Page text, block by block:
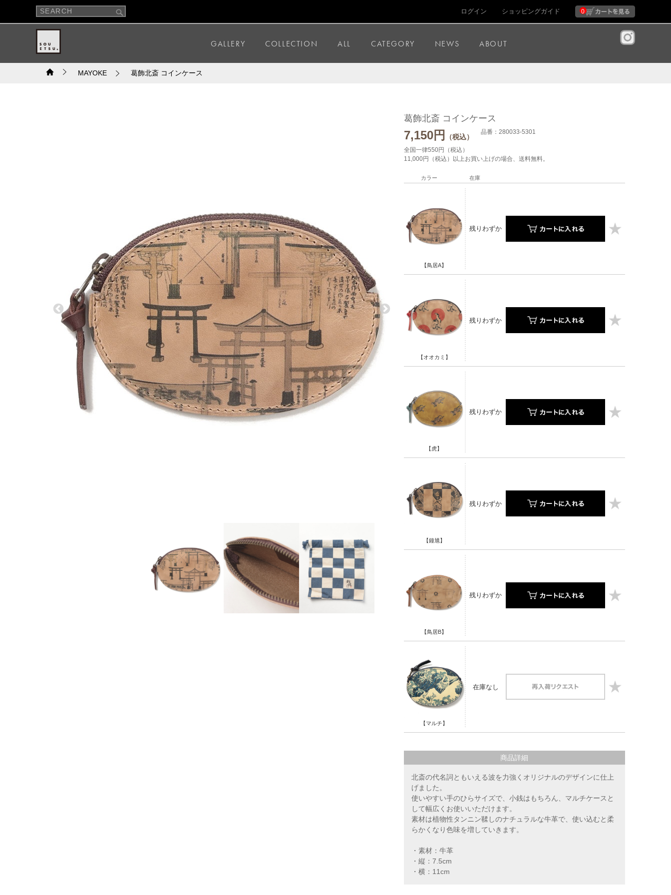
ログイン ショッピングガイド 0
GALLERY COLLECTION ALL CATEGORY NEWS ABOUT
MAYOKE 葛飾北斎 コインケース
葛飾北斎 コインケース
7,150円 （税込）
品番：280033-5301
全国一律550円（税込）
11,000円（税込）以上お買い上げの場合、送料無料。
カラー 在庫
【鳥居A】
残りわずか
【オオカミ】
残りわずか
【虎】
残りわずか
【鐘馗】
残りわずか
【鳥居B】
残りわずか
【マルチ】
在庫なし
商品詳細
北斎の代名詞ともいえる波を力強くオリジナルのデザインに仕上
げました。
使いやすい手のひらサイズで、小銭はもちろん、マルチケースと
して幅広くお使いいただけます。
素材は植物性タンニン鞣しのナチュラルな牛革で、使い込むと柔
らかくなり色味を増していきます。
・素材：牛革
・縦：7.5cm
・横：11cm